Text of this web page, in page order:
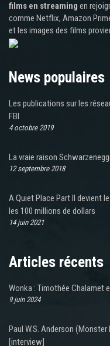
films en streaming en
comme Netflix, Amazon
et les images des films
News populaires
Les publications sur les
FBI
4 octobre 2019
La vraie raison
12 septembre 2018
A Quiet Place Part II devient
les 100 millions de dollars
14 juin 2021
Articles récents
Wonka : Timothée Chalamet
9 juin 2024
Paul W.S. Anderson
[interview]